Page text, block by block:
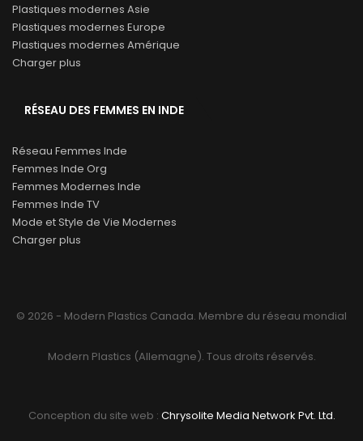
Plastiques modernes Asie
Plastiques modernes Europe
Plastiques modernes Amérique
Charger plus
RÉSEAU DES FEMMES EN INDE
Réseau Femmes Inde
Femmes Inde Org
Femmes Modernes Inde
Femmes Inde TV
Mode et Style de Vie Modernes
Charger plus
© 2026 - Modern Plastics Canada. Membre du réseau mondial
Modern Plastics (Allemagne). Tous droits réservés.
Conception du site web : Chrysolite Media Network Pvt. Ltd.